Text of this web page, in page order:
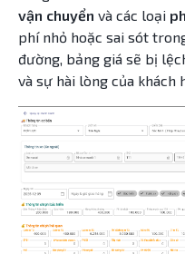
vận chuyển và các loại
phí nhỏ hoặc sai sót
đường, bảng giá sẽ bị
và sự hài lòng của khách